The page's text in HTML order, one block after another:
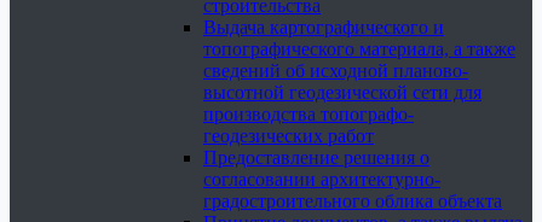
строительства
Выдача картографического и
топографического материала, а также
сведений об исходной планово-
высотной геодезической сети для
производства топографо-
геодезических работ
Предоставление решения о
согласовании архитектурно-
градостроительного облика объекта